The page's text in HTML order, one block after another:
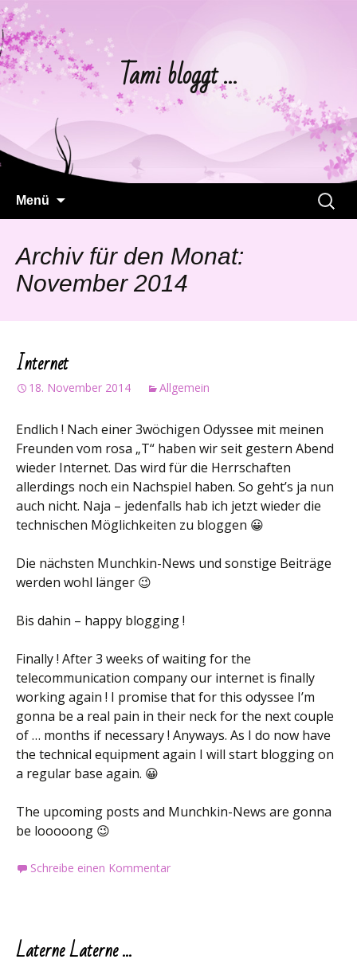
Tami bloggt …
Menü
Suchen
nach:
Archiv für den Monat:
November 2014
Internet
18. November 2014 Allgemein
Endlich ! Nach einer 3wöchigen Odyssee mit meinen
Freunden vom rosa „T“ haben wir seit gestern Abend
wieder Internet. Das wird für die Herrschaften
allerdings noch ein Nachspiel haben. So geht’s ja nun
auch nicht. Naja – jedenfalls hab ich jetzt wieder die
technischen Möglichkeiten zu bloggen 😀
Die nächsten Munchkin-News und sonstige Beiträge
werden wohl länger 😉
Bis dahin – happy blogging !
Finally ! After 3 weeks of waiting for the
telecommunication company our internet is finally
working again ! I promise that for this odyssee I’m
gonna be a real pain in their neck for the next couple
of … months if necessary ! Anyways. As I do now have
the technical equipment again I will start blogging on
a regular base again. 😀
The upcoming posts and Munchkin-News are gonna
be looooong 😉
Schreibe einen Kommentar
Laterne Laterne …